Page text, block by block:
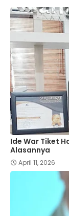
Ide War Tiket
Alasannya
April 11, 2026